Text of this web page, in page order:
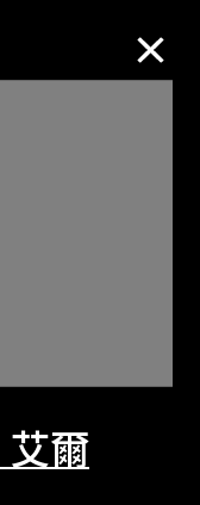
艾爾
世紀視覺